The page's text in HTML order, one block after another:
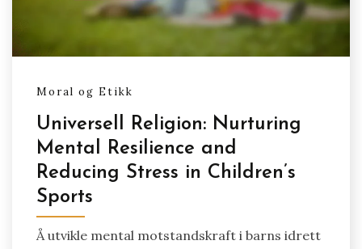
Moral og Etikk
Universell Religion: Nurturing
Mental Resilience and
Reducing Stress in Children’s
Sports
Å utvikle mental motstandskraft i barns idrett